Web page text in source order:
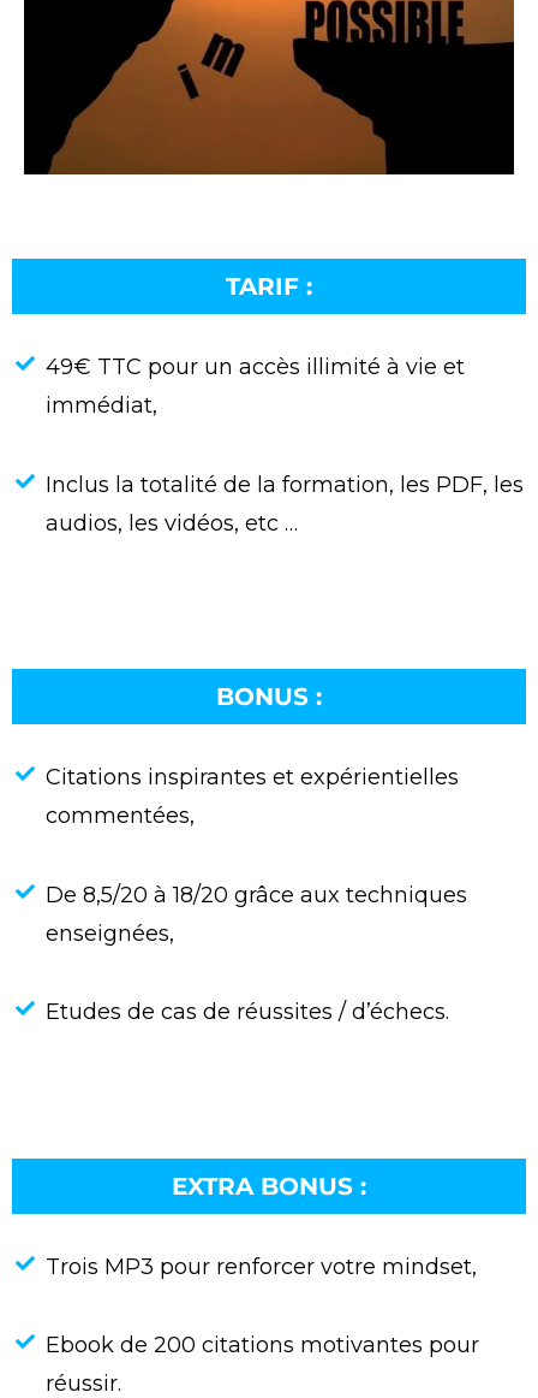
TARIF :
49€ TTC pour un accès illimité à vie et
immédiat,
Inclus la totalité de la formation, les PDF, les
audios, les vidéos, etc …
BONUS :
Citations inspirantes et expérientielles
commentées,
De 8,5/20 à 18/20 grâce aux techniques
enseignées,
Etudes de cas de réussites / d’échecs.
EXTRA BONUS :
Trois MP3 pour renforcer votre mindset,
Ebook de 200 citations motivantes pour
réussir.